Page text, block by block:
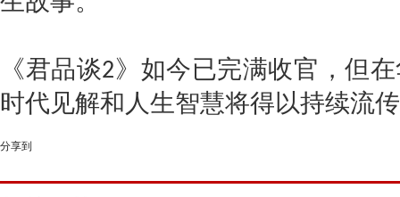
《君品谈2》如今已完满收官，但
时代见解和人生智慧将得以持续流
分享到